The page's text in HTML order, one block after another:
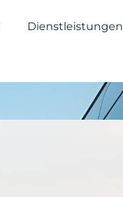
Dienstleistungen